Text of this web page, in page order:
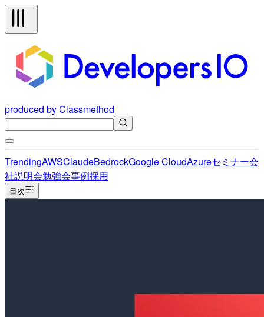
produced by Classmethod
TrendingAWSClaudeBedrockGoogle CloudAzureセミナー会
社説明会勉強会事例採用
目次